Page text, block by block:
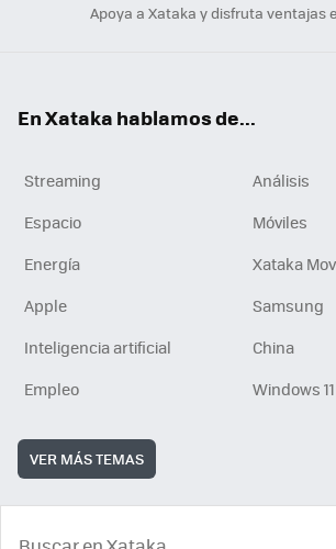
Apoya a Xataka y disfruta ventajas
En Xataka hablamos de...
Streaming
Análisis
Espacio
Móviles
Energía
Xataka
Apple
Samsung
Inteligencia artificial
China
Empleo
Windows 11
VER MÁS TEMAS